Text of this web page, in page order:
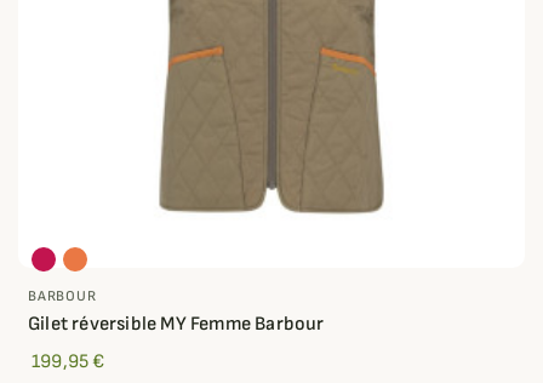
BARBOUR
Gilet réversible MY Femme Barbour
199,95 €